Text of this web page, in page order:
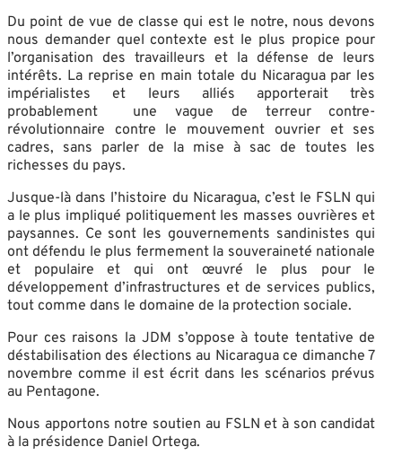
Du point de vue de classe qui est le notre, nous devons
nous demander quel contexte est le plus propice pour
l’organisation des travailleurs et la défense de leurs
intérêts. La reprise en main totale du Nicaragua par les
impérialistes et leurs alliés apporterait très
probablement une vague de terreur contre-
révolutionnaire contre le mouvement ouvrier et ses
cadres, sans parler de la mise à sac de toutes les
richesses du pays.
Jusque-là dans l’histoire du Nicaragua, c’est le FSLN qui
a le plus impliqué politiquement les masses ouvrières et
paysannes. Ce sont les gouvernements sandinistes qui
ont défendu le plus fermement la souveraineté nationale
et populaire et qui ont œuvré le plus pour le
développement d’infrastructures et de services publics,
tout comme dans le domaine de la protection sociale.
Pour ces raisons la JDM s’oppose à toute tentative de
déstabilisation des élections au Nicaragua ce dimanche 7
novembre comme il est écrit dans les scénarios prévus
au Pentagone.
Nous apportons notre soutien au FSLN et à son candidat
à la présidence Daniel Ortega.